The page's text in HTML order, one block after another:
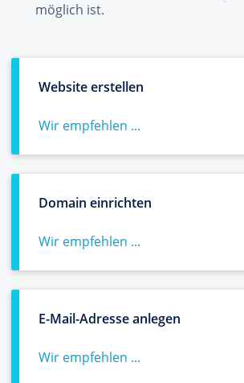
möglich ist.
Website erstellen
Wir empfehlen ...
Domain einrichten
Wir empfehlen ...
E-Mail-Adresse anlegen
Wir empfehlen ...